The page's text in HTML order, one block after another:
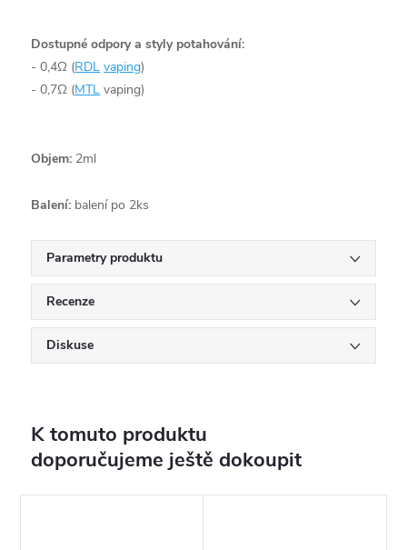
Dostupné odpory a styly potahování:
- 0,4Ω (RDL vaping)
- 0,7Ω (MTL vaping)
Objem: 2ml
Balení: balení po 2ks
Parametry produktu
Recenze
Diskuse
K tomuto produktu
doporučujeme ještě dokoupit